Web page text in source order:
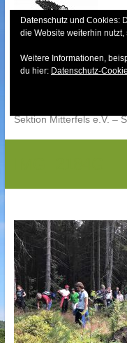
content
Bayerischer
Sektion Mitterfels e.V. –
Datenschutz und Cookies:
die Website weiterhin
Weitere Informationen,
du hier: Datenschutz-